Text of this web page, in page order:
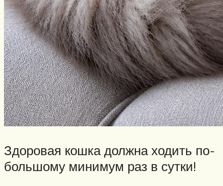
Здоровая кошка должна ходить по-
большому минимум раз в сутки!